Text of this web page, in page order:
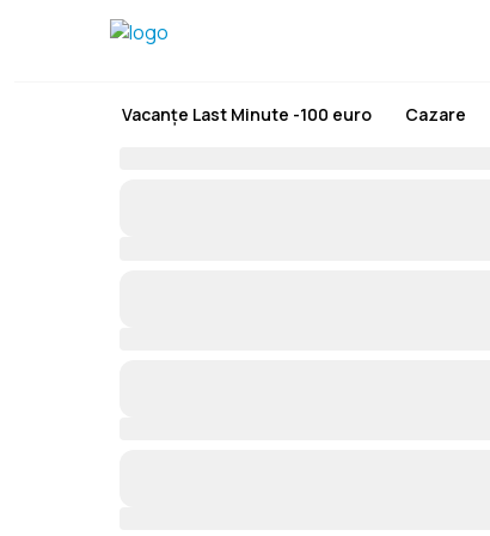
Vacanțe Last Minute -100 euro Cazare